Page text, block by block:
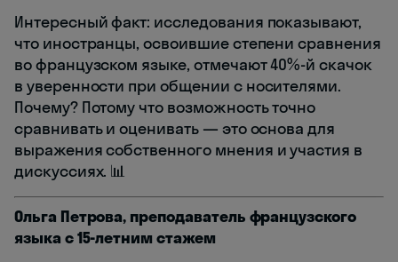
Интересный факт: исследования показывают,
что иностранцы, освоившие степени сравнения
во французском языке, отмечают 40%-й скачок
в уверенности при общении с носителями.
Почему? Потому что возможность точно
сравнивать и оценивать — это основа для
выражения собственного мнения и участия в
дискуссиях. 📊
Ольга Петрова, преподаватель французского
языка с 15-летним стажем